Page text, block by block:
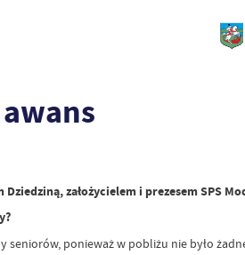
Dziedziną, założycielem i prezesem SPS
ponieważ w pobliżu nie było